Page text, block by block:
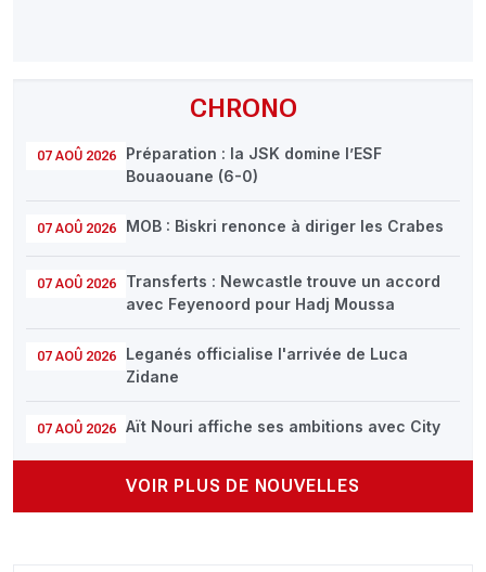
CHRONO
07 AOÛ 2026
Préparation : la JSK domine l’ESF
Bouaouane (6-0)
07 AOÛ 2026 MOB : Biskri renonce à diriger les Crabes
07 AOÛ 2026
Transferts : Newcastle trouve un accord
avec Feyenoord pour Hadj Moussa
07 AOÛ 2026
Leganés officialise l'arrivée de Luca
Zidane
07 AOÛ 2026 Aït Nouri affiche ses ambitions avec City
VOIR PLUS DE NOUVELLES